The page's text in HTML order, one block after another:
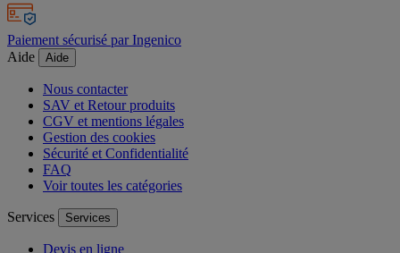
Paiement sécurisé par Ingenico
Aide
Aide
Nous contacter
SAV et Retour produits
CGV et mentions légales
Gestion des cookies
Sécurité et Confidentialité
FAQ
Voir toutes les catégories
Services Services
Devis en ligne